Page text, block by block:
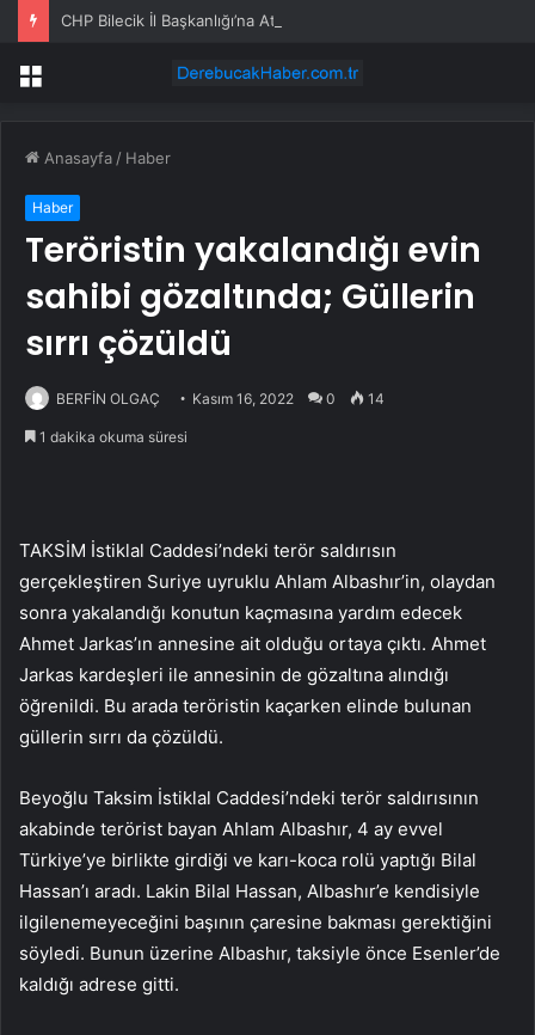
Menü
Anasayfa / Haber
Haber
Teröristin yakalandığı evin
sahibi gözaltında; Güllerin
sırrı çözüldü
BERFİN OLGAÇ Kasım 16, 2022 0 14
1 dakika okuma süresi
TAKSİM İstiklal Caddesi’ndeki terör saldırısın
gerçekleştiren Suriye uyruklu Ahlam Albashır’in, olaydan
sonra yakalandığı konutun kaçmasına yardım edecek
Ahmet Jarkas’ın annesine ait olduğu ortaya çıktı. Ahmet
Jarkas kardeşleri ile annesinin de gözaltına alındığı
öğrenildi. Bu arada teröristin kaçarken elinde bulunan
güllerin sırrı da çözüldü.
Beyoğlu Taksim İstiklal Caddesi’ndeki terör saldırısının
akabinde terörist bayan Ahlam Albashır, 4 ay evvel
Türkiye’ye birlikte girdiği ve karı-koca rolü yaptığı Bilal
Hassan’ı aradı. Lakin Bilal Hassan, Albashır’e kendisiyle
ilgilenemeyeceğini başının çaresine bakması gerektiğini
söyledi. Bunun üzerine Albashır, taksiyle önce Esenler’de
kaldığı adrese gitti.